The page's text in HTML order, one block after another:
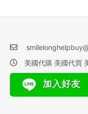
美國代購 美國代買
加入好友